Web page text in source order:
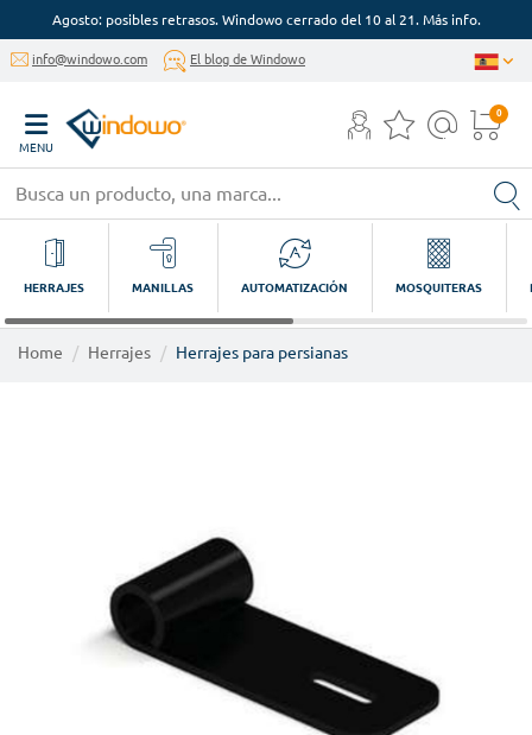
Agosto: posibles retrasos. Windowo cerrado del 10 al 21. Más info.
info@windowo.com El blog de Windowo
MENU
0
HERRAJES MANILLAS AUTOMATIZACIÓN MOSQUITERAS
Home Herrajes Herrajes para persianas